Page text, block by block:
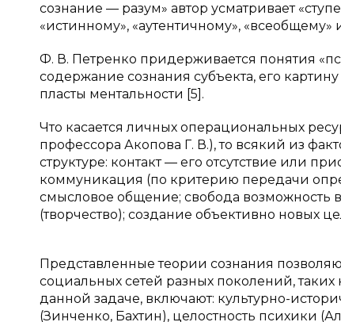
сознание — разум» автор усматривает
«истинному», «аутентичному»,
Ф. В. Петренко придерживается понятия
содержание сознания субъекта, его
пласты ментальности [5].
Что касается личных операциональных
профессора Акопова Г. В.), то всякий из
структуре: контакт — его отсутствие или
коммуникация (по критерию передачи
смысловое общение; свобода возможность
(творчество); создание объективно новых
Представленные теории сознания
социальных сетей разных поколений,
данной задаче, включают: культурно-
(Зинченко, Бахтин), целостность психики